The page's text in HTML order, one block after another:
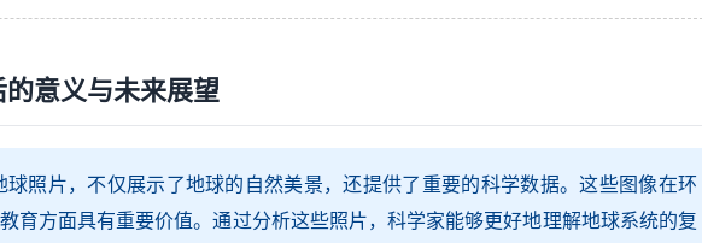
意义与未来展望
照片，不仅展示了地球的自然美景，还提供了重要的科学数据。这些图像在环
育方面具有重要价值。通过分析这些照片，科学家能够更好地理解地球系统的复